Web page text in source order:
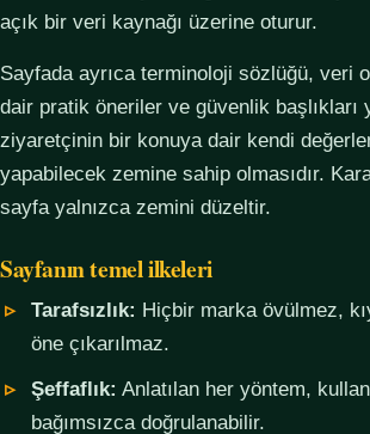
açık bir veri kaynağı üzerine oturur.
Sayfada ayrıca terminoloji sözlüğü, veri
dair pratik öneriler ve güvenlik başlıkları
ziyaretçinin bir konuya dair kendi
yapabilecek zemine sahip olmasıdır.
sayfa yalnızca zemini düzeltir.
Sayfanın temel ilkeleri
Tarafsızlık: Hiçbir marka övülmez,
öne çıkarılmaz.
Şeffaflık: Anlatılan her yöntem,
bağımsızca doğrulanabilir.